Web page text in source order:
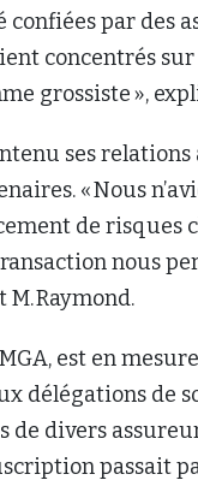
par des
concentrés
grossiste »,
ses relations
« Nous
de risques
nous
Raymond.
est en
délégations de
de divers
passait